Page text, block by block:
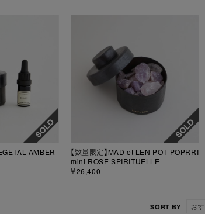
AMBER
【数量限定】MAD et LEN POT POPRRI
mini ROSE SPIRITUELLE
￥26,400
SORT BY